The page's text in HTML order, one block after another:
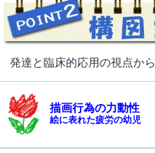
発達と臨床的応用の視点から
描画行為の力動性
絵に表れた疲労の幼児